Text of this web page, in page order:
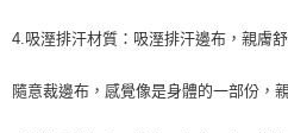
4.吸溼排汗材質：吸溼排汗邊布，親膚
隨意裁邊布，感覺像是身體的一部份，